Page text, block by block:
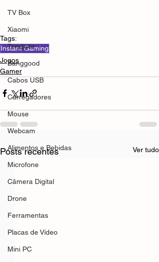
TV Box
Xiaomi
Terabyte
Banggood
Cabos USB
Carregadores
Mouse
Webcam
Alimentos e Bebidas
Microfone
Câmera Digital
Drone
Ferramentas
Placas de Vídeo
Mini PC
Tags:
Instant Gaming
Jogos
Gamer
Posts recentes Ver tudo